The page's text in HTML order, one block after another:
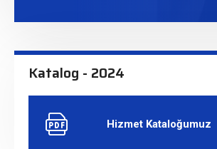
Katalog - 2024
Hizmet Kataloğumuz